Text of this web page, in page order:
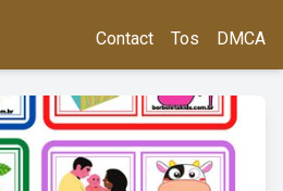
Contact Tos DMCA